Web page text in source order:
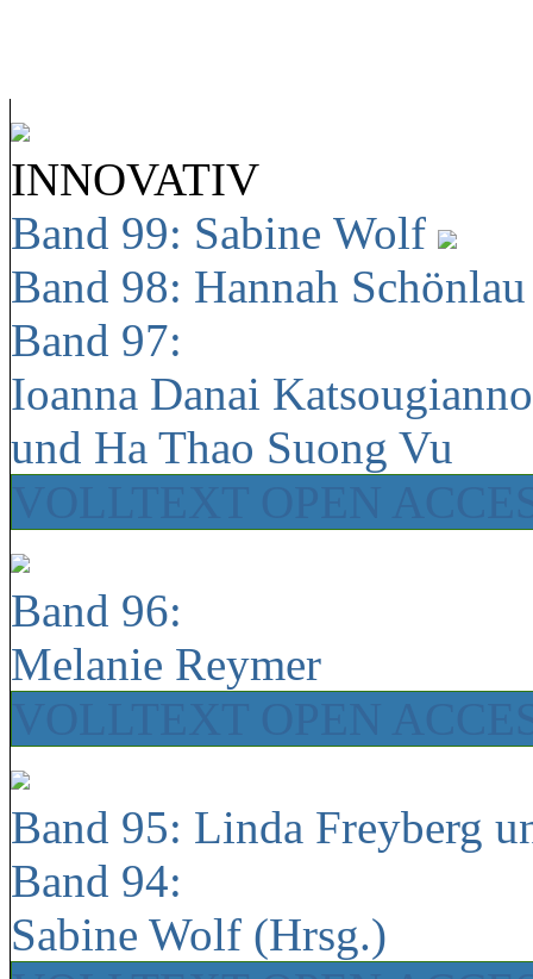
INNOVATIV
Band 99: Sabine Wolf
Band 98: Hannah
Band 97:
Ioanna Danai
und Ha Thao Suong Vu
Band 96:
Melanie Reymer
Band 95: Linda Freyberg
Band 94:
Sabine Wolf (Hrsg.)